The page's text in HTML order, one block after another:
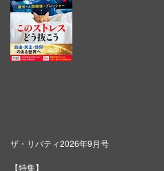
ザ・リバティ2026年9月号
【特集】